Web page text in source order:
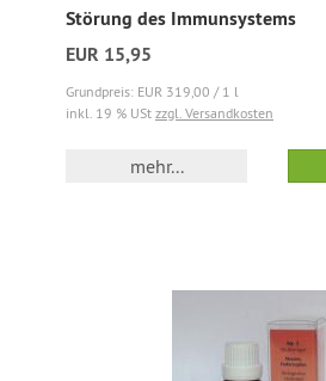
Störung des Immunsystems
EUR 15,95
Grundpreis: EUR 319,00 / 1 l
inkl. 19 % USt zzgl. Versandkosten
mehr...